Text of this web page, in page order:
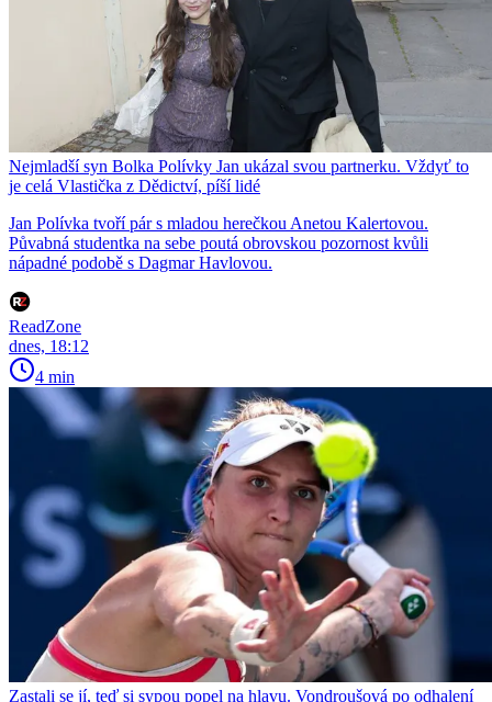
Nejmladší syn Bolka Polívky Jan ukázal svou partnerku. Vždyť to
je celá Vlastička z Dědictví, píší lidé
Jan Polívka tvoří pár s mladou herečkou Anetou Kalertovou.
Půvabná studentka na sebe poutá obrovskou pozornost kvůli
nápadné podobě s Dagmar Havlovou.
ReadZone
dnes, 18:12
4 min
Zastali se jí, teď si sypou popel na hlavu. Vondroušová po odhalení